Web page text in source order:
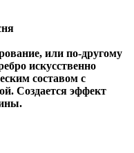
или по-другому
искусственно
составом с
Создается эффект